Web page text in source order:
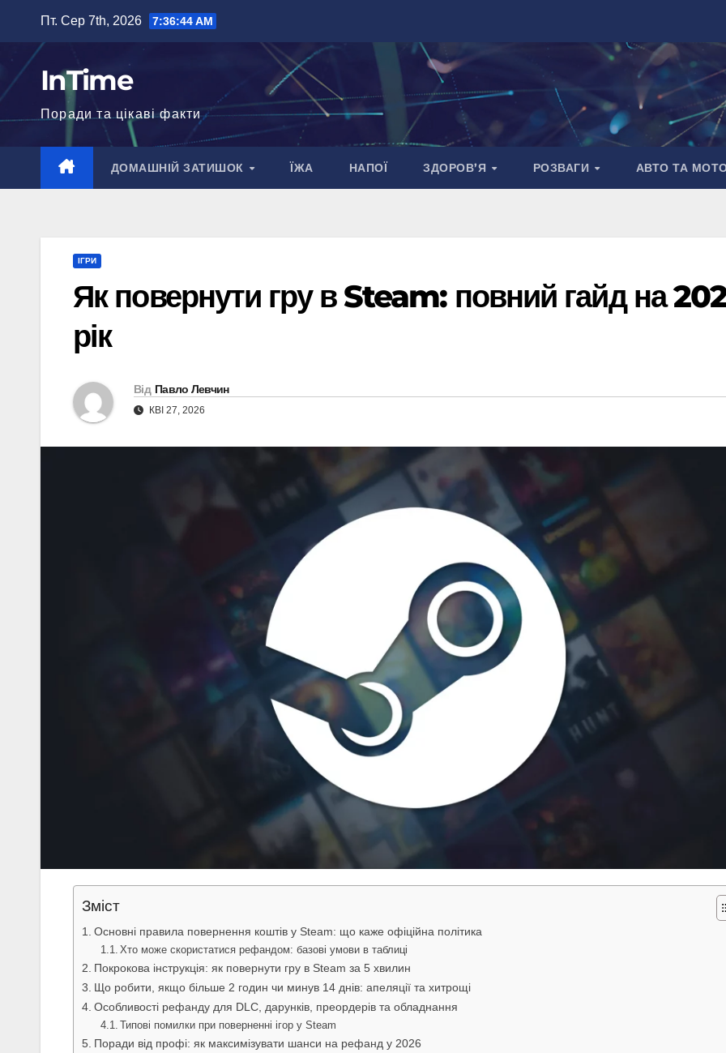
вмісту
Пт. Сер 7th, 2026 7:36:45 AM
InTime
Поради та цікаві факти
ДОМАШНІЙ ЗАТИШОК ЇЖА НАПОЇ ЗДОРОВ’Я РОЗВАГИ АВТО ТА
ІГРИ
Як повернути гру в Steam: повний гайд на
рік
Від Павло Левчин
КВІ 27, 2026
Зміст
Основні правила повернення коштів у Steam: що каже офіційна політика
Хто може скористатися рефандом: базові умови в таблиці
Покрокова інструкція: як повернути гру в Steam за 5 хвилин
Що робити, якщо більше 2 годин чи минув 14 днів: апеляції та хитрощі
Особливості рефанду для DLC, дарунків, преордерів та обладнання
Типові помилки при поверненні ігор у Steam
Поради від профі: як максимізувати шанси на рефанд у 2026